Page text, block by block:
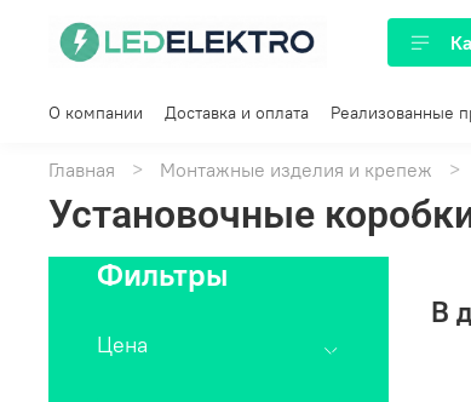
О компании Доставка и оплата Реализованные
Главная Монтажные изделия и крепеж
Установочные
В
Фильтры
Цена